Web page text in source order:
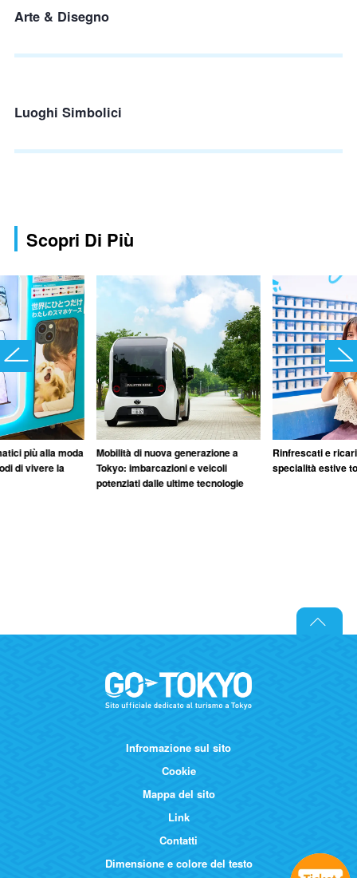
Arte & Disegno
Luoghi Simbolici
Scopri Di Più
più alla moda
di vivere la
Mobilità di nuova generazione a
Tokyo: imbarcazioni e veicoli
potenziati dalle ultime tecnologie
Rinfrescati e
specialità estive
Infromazione sul sito
Cookie
Mappa del sito
Link
Contatti
Dimensione e colore del testo